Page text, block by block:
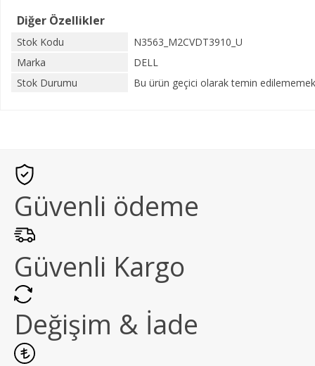
Diğer Özellikler
Stok Kodu
N3563_M2CVDT3910_U
Marka
DELL
Stok Durumu
Bu ürün geçici olarak temin
Güvenli ödeme
Güvenli Kargo
Değişim & İade